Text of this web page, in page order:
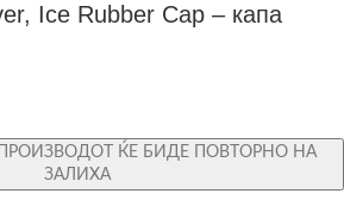
Ice Rubber Cap – капа
ЌЕ БИДЕ ПОВТОРНО НА
ЗАЛИХА